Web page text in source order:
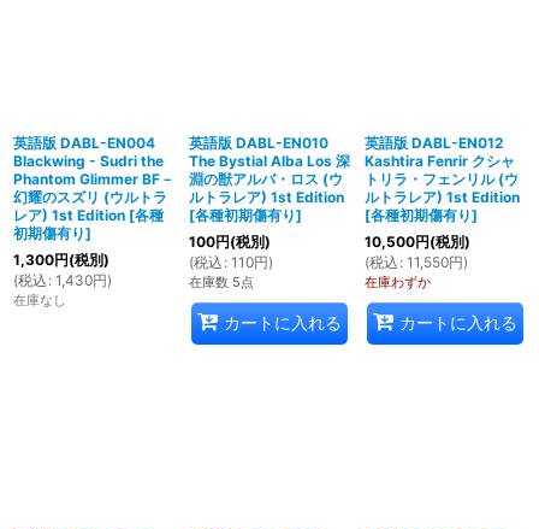
英語版 DABL-EN004
Blackwing - Sudri the
Phantom Glimmer BF－
幻耀のスズリ (ウルトラ
レア) 1st Edition [各種
初期傷有り]
1,300円(税別)
(税込 : 1,430円)
在庫なし
英語版 DABL-EN010
The Bystial Alba Los 深
淵の獣アルバ・ロス (ウ
ルトラレア) 1st Edition
[各種初期傷有り]
100円(税別)
(税込 : 110円)
在庫数 5点
カートに入れる
英語版 DABL-EN012
Kashtira Fenrir クシャ
トリラ・フェンリル (ウ
ルトラレア) 1st Edition
[各種初期傷有り]
10,500円(税別)
(税込 : 11,550円)
在庫わずか
カートに入れる